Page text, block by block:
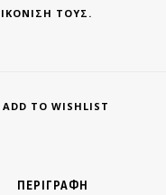
ΤΟΥΣ.
ADD TO WISHLIST